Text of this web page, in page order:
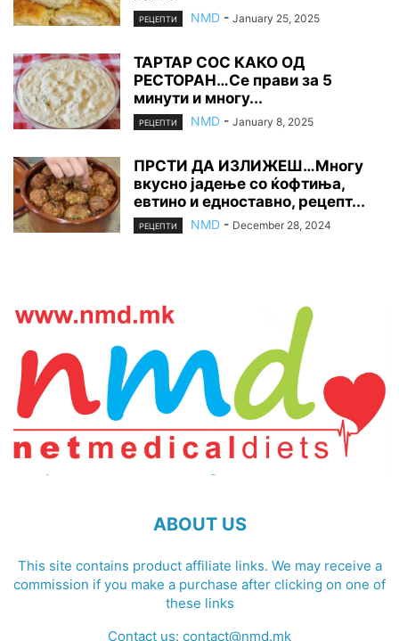
РЕЦЕПТИ NMD - January 25, 2025
ТАРТАР СОС КАКО ОД
РЕСТОРАН…Се прави за 5
минути и многу...
РЕЦЕПТИ NMD - January 8, 2025
ПРСТИ ДА ИЗЛИЖЕШ…Многу
вкусно јадење со ќофтиња,
евтино и едноставно, рецепт...
РЕЦЕПТИ NMD - December 28, 2024
ABOUT US
This site contains product affiliate links. We may receive a
commission if you make a purchase after clicking on one of
these links
Contact us: contact@nmd.mk